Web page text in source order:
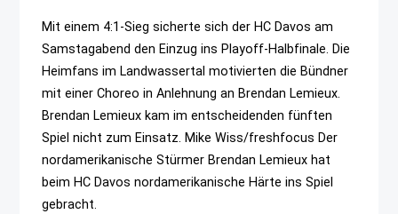
Mit einem 4:1-Sieg sicherte sich der HC Davos am
Samstagabend den Einzug ins Playoff-Halbfinale. Die
Heimfans im Landwassertal motivierten die Bündner
mit einer Choreo in Anlehnung an Brendan Lemieux.
Brendan Lemieux kam im entscheidenden fünften
Spiel nicht zum Einsatz. Mike Wiss/freshfocus Der
nordamerikanische Stürmer Brendan Lemieux hat
beim HC Davos nordamerikanische Härte ins Spiel
gebracht.